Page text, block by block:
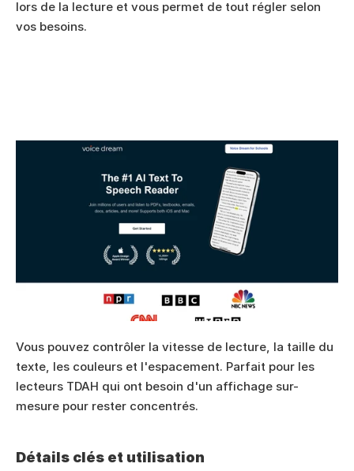
lors de la lecture et vous permet de tout régler selon
vos besoins.
Vous pouvez contrôler la vitesse de lecture, la taille du
texte, les couleurs et l'espacement. Parfait pour les
lecteurs TDAH qui ont besoin d'un affichage sur-
mesure pour rester concentrés.
Détails clés et utilisation